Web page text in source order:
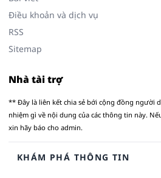
Điều khoản và dịch vụ
RSS
Sitemap
Nhà tài trợ
** Đây là liên kết chia sẻ bới cộng đồng người
nhiệm gì về nội dung của các thông tin này.
xin hãy báo cho admin.
KHÁM PHÁ THÔNG TIN